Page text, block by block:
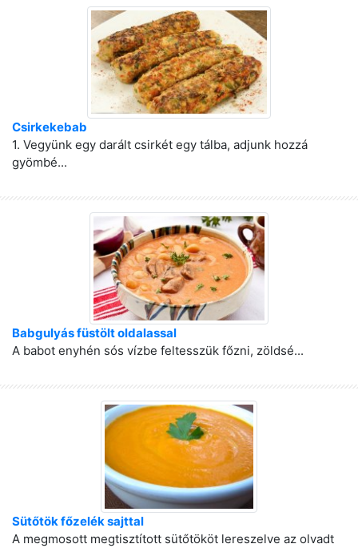
Csirkekebab
1. Vegyünk egy darált csirkét egy tálba, adjunk hozzá
gyömbé...
Babgulyás füstölt oldalassal
A babot enyhén sós vízbe feltesszük főzni, zöldsé...
Sütőtök főzelék sajttal
A megmosott megtisztított sütőtököt lereszelve az olvadt